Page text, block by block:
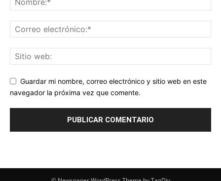
Guardar mi nombre, correo electrónico y sitio web en este
navegador la próxima vez que comente.